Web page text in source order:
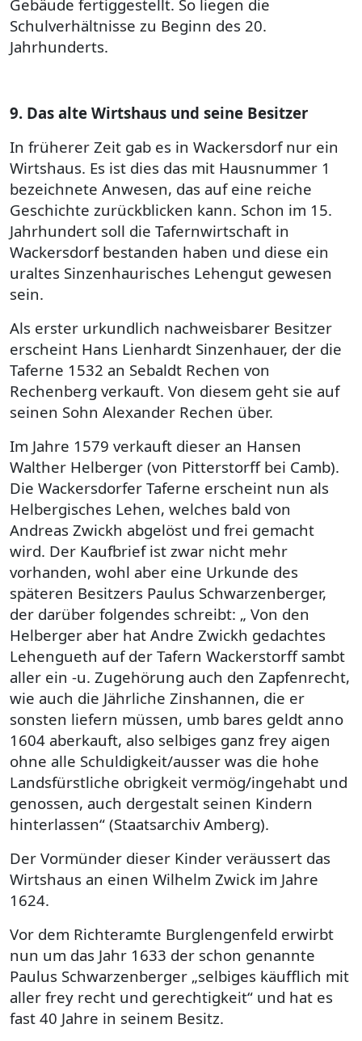
Gebäude fertiggestellt. So liegen die
Schulverhältnisse zu Beginn des 20.
Jahrhunderts.
9. Das alte Wirtshaus und seine Besitzer
In früherer Zeit gab es in Wackersdorf nur ein
Wirtshaus. Es ist dies das mit Hausnummer 1
bezeichnete Anwesen, das auf eine reiche
Geschichte zurückblicken kann. Schon im 15.
Jahrhundert soll die Tafernwirtschaft in
Wackersdorf bestanden haben und diese ein
uraltes Sinzenhaurisches Lehengut gewesen
sein.
Als erster urkundlich nachweisbarer Besitzer
erscheint Hans Lienhardt Sinzenhauer, der die
Taferne 1532 an Sebaldt Rechen von
Rechenberg verkauft. Von diesem geht sie auf
seinen Sohn Alexander Rechen über.
Im Jahre 1579 verkauft dieser an Hansen
Walther Helberger (von Pitterstorff bei Camb).
Die Wackersdorfer Taferne erscheint nun als
Helbergisches Lehen, welches bald von
Andreas Zwickh abgelöst und frei gemacht
wird. Der Kaufbrief ist zwar nicht mehr
vorhanden, wohl aber eine Urkunde des
späteren Besitzers Paulus Schwarzenberger,
der darüber folgendes schreibt: „ Von den
Helberger aber hat Andre Zwickh gedachtes
Lehengueth auf der Tafern Wackerstorff sambt
aller ein -u. Zugehörung auch den Zapfenrecht,
wie auch die Jährliche Zinshannen, die er
sonsten liefern müssen, umb bares geldt anno
1604 aberkauft, also selbiges ganz frey aigen
ohne alle Schuldigkeit/ausser was die hohe
Landsfürstliche obrigkeit vermög/ingehabt und
genossen, auch dergestalt seinen Kindern
hinterlassen“ (Staatsarchiv Amberg).
Der Vormünder dieser Kinder veräussert das
Wirtshaus an einen Wilhelm Zwick im Jahre
1624.
Vor dem Richteramte Burglengenfeld erwirbt
nun um das Jahr 1633 der schon genannte
Paulus Schwarzenberger „selbiges käufflich mit
aller frey recht und gerechtigkeit“ und hat es
fast 40 Jahre in seinem Besitz.